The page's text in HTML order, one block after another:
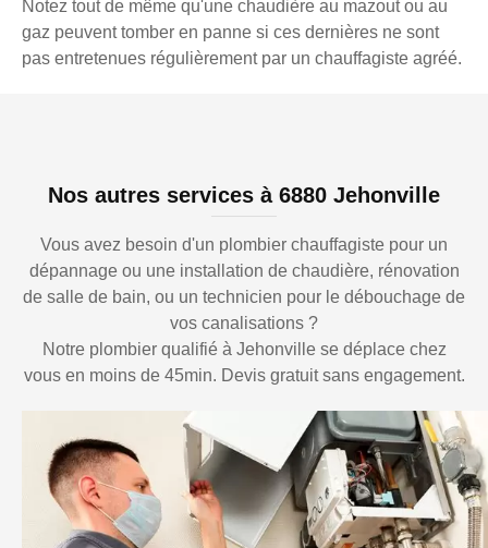
Notez tout de même qu'une chaudière au mazout ou au
gaz peuvent tomber en panne si ces dernières ne sont
pas entretenues régulièrement par un chauffagiste agréé.
Nos autres services à 6880 Jehonville
Vous avez besoin d'un plombier chauffagiste pour un
dépannage ou une installation de chaudière, rénovation
de salle de bain, ou un technicien pour le débouchage de
vos canalisations ?
Notre plombier qualifié à Jehonville se déplace chez
vous en moins de 45min. Devis gratuit sans engagement.